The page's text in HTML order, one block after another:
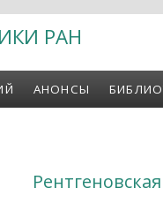
РАН
АНОНСЫ